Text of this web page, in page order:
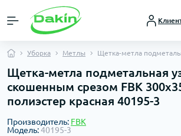
Уборка Метлы Щетка-метла
Щетка-метла подметальная
скошенным срезом FBK
полиэстер красная 40195-3
Производитель: FBK
Модель:40195-3